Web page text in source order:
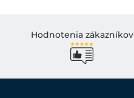
Hodnotenia zákazníkov